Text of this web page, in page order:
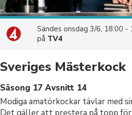
Sändes onsdag 3/6, 18:00 -
på TV4
Sveriges Mästerkock
Säsong 17 Avsnitt 14
Modiga amatörkockar tävlar med